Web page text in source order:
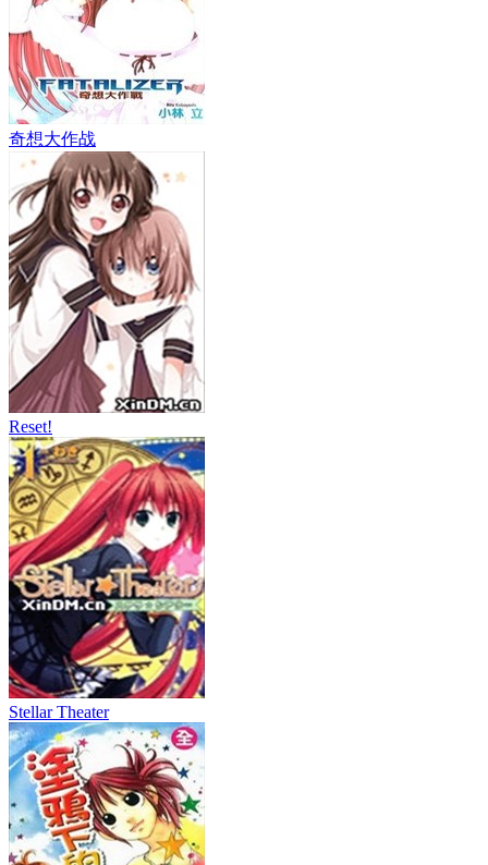
奇想大作战
Reset!
Stellar Theater